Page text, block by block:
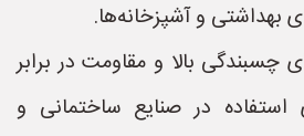
بهداشتی و آشپزخانه‌ها.
چسبندگی بالا و مقاومت در برابر
در صنایع ساختمانی و